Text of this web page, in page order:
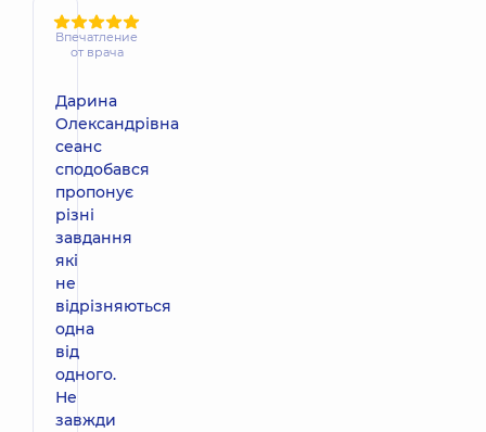
Впечатление
от врача
Дарина
Олександрівна
сеанс
сподобався
пропонує
різні
завдання
які
не
відрізняються
одна
від
одного.
Не
завжди